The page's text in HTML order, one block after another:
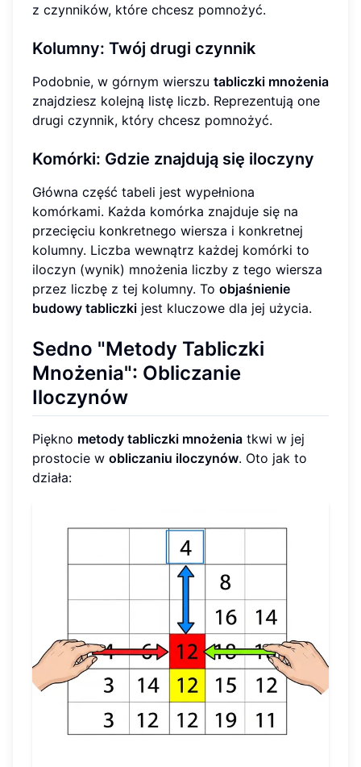
z czynników, które chcesz pomnożyć.
Kolumny: Twój drugi czynnik
Podobnie, w górnym wierszu tabliczki mnożenia
znajdziesz kolejną listę liczb. Reprezentują one
drugi czynnik, który chcesz pomnożyć.
Komórki: Gdzie znajdują się iloczyny
Główna część tabeli jest wypełniona
komórkami. Każda komórka znajduje się na
przecięciu konkretnego wiersza i konkretnej
kolumny. Liczba wewnątrz każdej komórki to
iloczyn (wynik) mnożenia liczby z tego wiersza
przez liczbę z tej kolumny. To objaśnienie
budowy tabliczki jest kluczowe dla jej użycia.
Sedno "Metody Tabliczki
Mnożenia": Obliczanie
Iloczynów
Piękno metody tabliczki mnożenia tkwi w jej
prostocie w obliczaniu iloczynów. Oto jak to
działa: